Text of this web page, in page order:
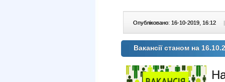
Опубліковано: 16-10-2019, 16:12 |
Вакансії станом на